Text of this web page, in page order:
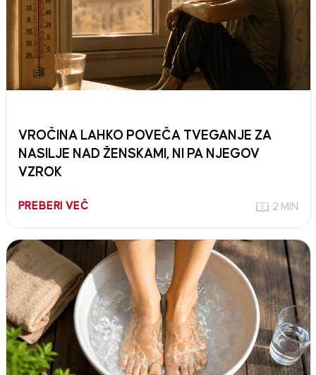
VROČINA LAHKO POVEČA TVEGANJE ZA
NASILJE NAD ŽENSKAMI, NI PA NJEGOV
VZROK
PREBERI VEČ 2 MIN